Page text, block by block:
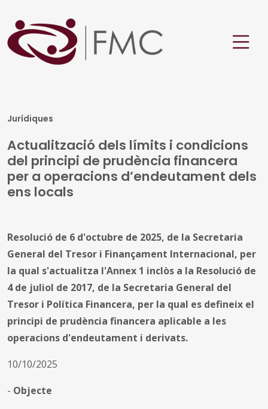
Jurídiques
Actualització dels límits i condicions
del principi de prudència financera
per a operacions d’endeutament dels
ens locals
Resolució de 6 d'octubre de 2025, de la Secretaria
General del Tresor i Finançament Internacional, per
la qual s'actualitza l'Annex 1 inclòs a la Resolució de
4 de juliol de 2017, de la Secretaria General del
Tresor i Política Financera, per la qual es defineix el
principi de prudència financera aplicable a les
operacions d'endeutament i derivats.
10/10/2025
- Objecte